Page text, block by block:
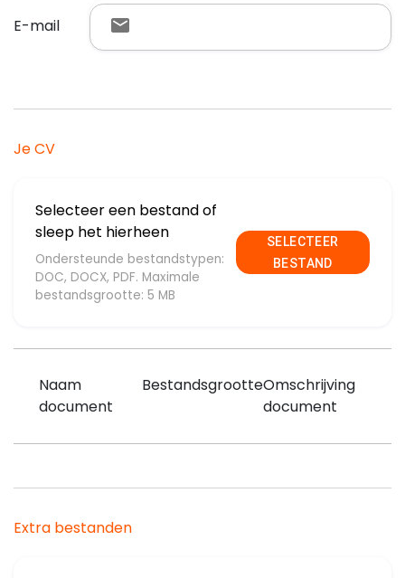
E-mail
Je CV
Naam
document
BestandsgrootteOmschrijving
document
Selecteer een bestand of
sleep het hierheen
Ondersteunde bestandstypen:
DOC, DOCX, PDF. Maximale
bestandsgrootte: 5 MB
SELECTEER
BESTAND
Extra bestanden